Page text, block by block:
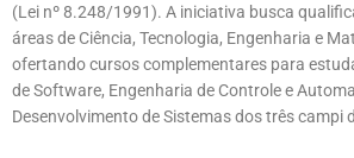
(Lei nº 8.248/1991). A iniciativa busca
áreas de Ciência, Tecnologia, Engenharia e
ofertando cursos complementares para
de Software, Engenharia de Controle e
Desenvolvimento de Sistemas dos três campi